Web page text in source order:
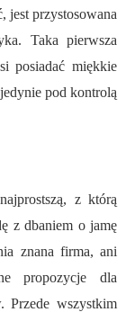
jest przystosowana
Taka pierwsza
posiadać miękkie
pod kontrolą
z którą
z dbaniem o jamę
znana firma, ani
propozycje dla
Przede wszystkim